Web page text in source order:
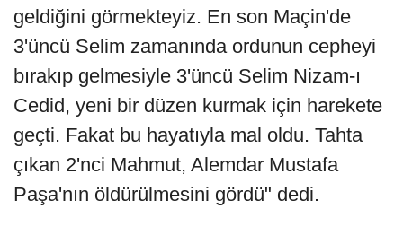
geldiğini görmekteyiz. En son Maçin'de
3'üncü Selim zamanında ordunun cepheyi
bırakıp gelmesiyle 3'üncü Selim Nizam-ı
Cedid, yeni bir düzen kurmak için harekete
geçti. Fakat bu hayatıyla mal oldu. Tahta
çıkan 2'nci Mahmut, Alemdar Mustafa
Paşa'nın öldürülmesini gördü" dedi.